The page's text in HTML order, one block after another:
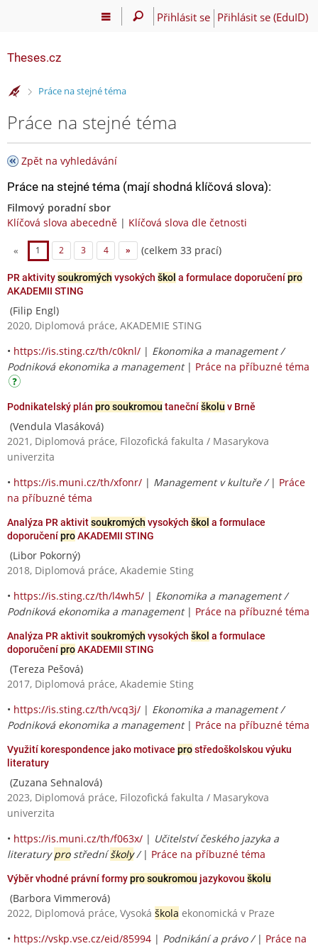
Přihlásit se Přihlásit se (EduID)
Theses.cz
>Práce na stejné téma
Práce na stejné téma
Zpět na vyhledávání
Práce na stejné téma (mají shodná klíčová slova):
Filmový poradní sbor
Klíčová slova abecedně | Klíčová slova dle četnosti
« 1 2 3 4 » (celkem 33 prací)
PR aktivitysoukromých vysokých škol a formulace doporučenípro
AKADEMII STING
(Filip Engl)
2020, Diplomová práce, AKADEMIE STING
• https://is.sting.cz/th/c0knl/ | Ekonomika a management /
Podniková ekonomika a management| Práce na příbuzné téma
Podnikatelský plán pro soukromou tanečníškolu v Brně
(Vendula Vlasáková)
2021, Diplomová práce, Filozofická fakulta / Masarykova
univerzita
• https://is.muni.cz/th/xfonr/ | Management v kultuře / | Práce
na příbuzné téma
Analýza PR aktivitsoukromých vysokých škol a formulace
doporučeníproAKADEMII STING
(Libor Pokorný)
2018, Diplomová práce, Akademie Sting
• https://is.sting.cz/th/l4wh5/ | Ekonomika a management /
Podniková ekonomika a management| Práce na příbuzné téma
Analýza PR aktivitsoukromých vysokých škol a formulace
doporučeníproAKADEMII STING
(Tereza Pešová)
2017, Diplomová práce, Akademie Sting
• https://is.sting.cz/th/vcq3j/ | Ekonomika a management /
Podniková ekonomika a management| Práce na příbuzné téma
Využití korespondence jako motivace prostředoškolskou výuku
literatury
(Zuzana Sehnalová)
2023, Diplomová práce, Filozofická fakulta / Masarykova
univerzita
• https://is.muni.cz/th/f063x/ | Učitelství českého jazyka a
literaturyprostředníškoly/ | Práce na příbuzné téma
Výběr vhodné právní formypro soukromou jazykovou školu
(Barbora Vimmerová)
2022, Diplomová práce, Vysoká škola ekonomická v Praze
• https://vskp.vse.cz/eid/85994 | Podnikání a právo / | Práce na